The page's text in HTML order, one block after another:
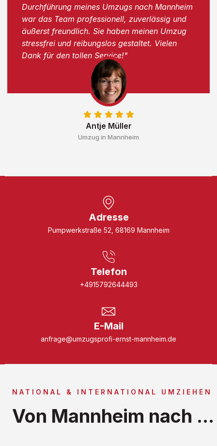
Antje Müller
Umzug in Mannheim
Durchführung meines Umzugs nach Mannheim
war das Team professionell, zuverlässig und
äußerst freundlich. Sie haben meinen Umzug
stressfrei und reibungslos gestaltet. Vielen
Dank für den tollen Service!"
Adresse
Pumpwerkstraße 52, 68169 Mannheim
Telefon
+4915792644493
E-Mail
anfrage@umzugsprofi-ernst-mannheim.de
NATIONAL & INTERNATIONAL UMZIEHEN
Von Mannheim nach ...